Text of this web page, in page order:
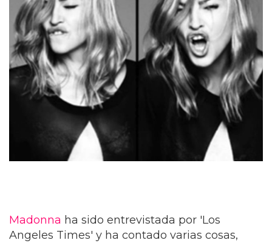
Madonna ha sido entrevistada por 'Los
Angeles Times' y ha contado varias cosas,